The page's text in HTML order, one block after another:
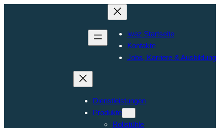
iwaz Startseite
Kontakte
Jobs, Karriere & Ausbildung
Dienstleistungen
Produkte
Rollstühle